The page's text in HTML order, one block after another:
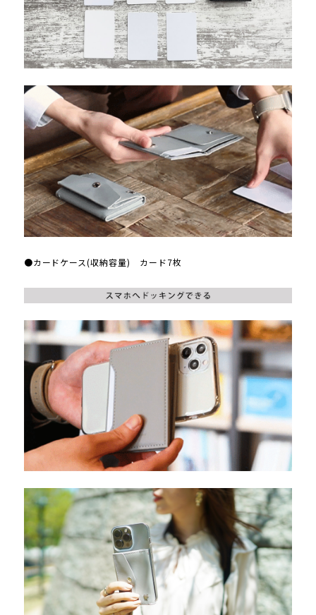
●カードケース(収納容量) カード7枚